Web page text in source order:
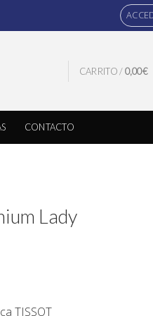
CARRITO /0,00€
CONTACTO
Lady
TISSOT